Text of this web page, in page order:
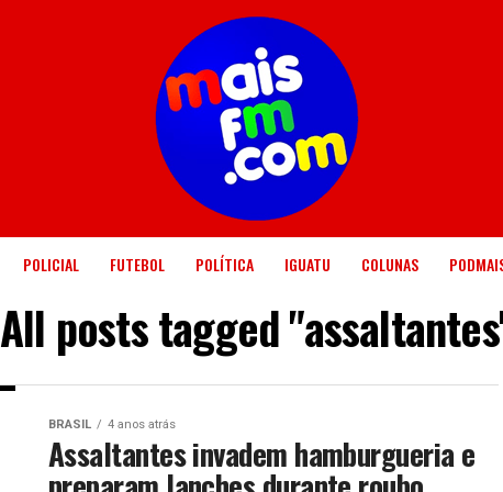
POLICIAL FUTEBOL POLÍTICA IGUATU COLUNAS
All posts tagged
BRASIL 4 anos atrás
Assaltantes invadem hamburgueria e